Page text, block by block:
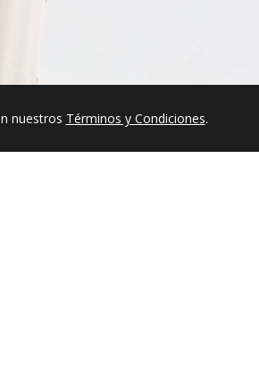
nuestros Términos y Condiciones.